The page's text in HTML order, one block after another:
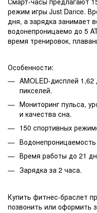
режим игры Just Dance.
дня, а зарядка занимает
водонепроницаемо до 5
время тренировок,
Особенности:
AMOLED-дисплей
пикселей.
Мониторинг пульса,
и качества сна.
150 спортивных
Водонепроницаемость
Время работы до 21
Зарядка за 2 часа.
Купить фитнес-браслет
позвонить или оформить